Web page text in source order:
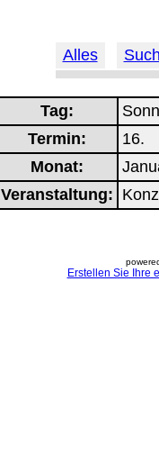
Alles
Tag:
Termin:
16.
Monat:
Veranstaltung:
Erstellen Sie Ihre